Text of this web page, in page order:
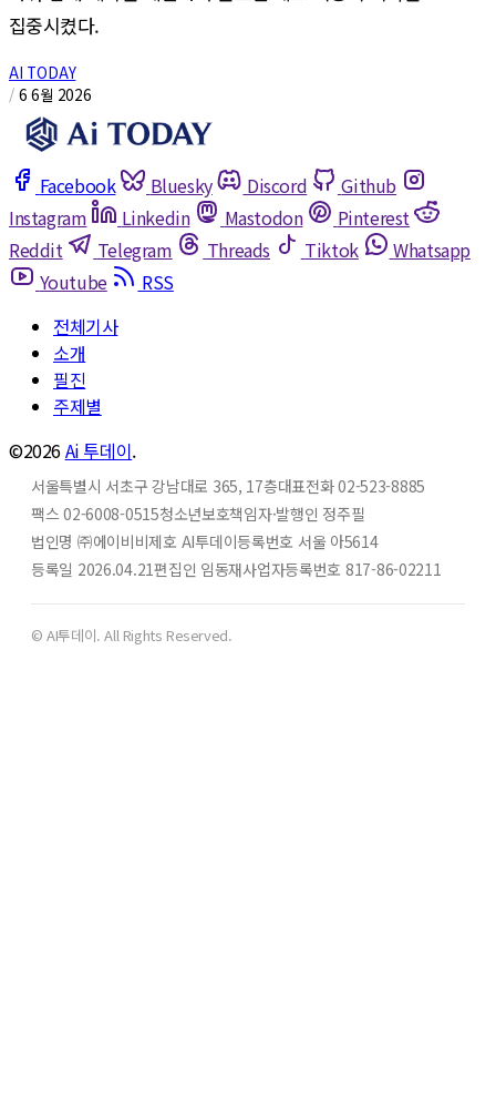
집중시켰다.
AI TODAY
/ 6 6월 2026
Facebook Bluesky Discord
Github
Instagram
Linkedin Mastodon
Pinterest
Reddit
Telegram Threads Tiktok
Whatsapp
Youtube
RSS
전체기사
소개
필진
주제별
©2026Ai 투데이.
서울특별시 서초구 강남대로 365, 17층대표전화 02-523-8885
팩스 02-6008-0515청소년보호책임자·발행인 정주필
법인명 ㈜에이비비제호 AI투데이등록번호 서울 아5614
등록일 2026.04.21편집인 임동재사업자등록번호 817-86-02211
© AI투데이. All Rights Reserved.